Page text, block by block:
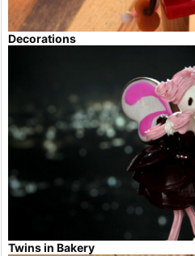
Decorations
Twins in Bakery